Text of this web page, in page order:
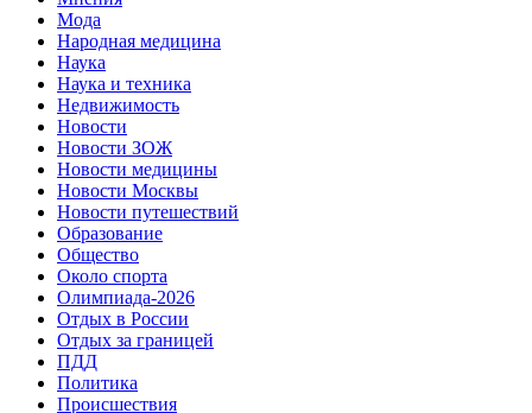
Мода
Народная медицина
Наука
Наука и техника
Недвижимость
Новости
Новости ЗОЖ
Новости медицины
Новости Москвы
Новости путешествий
Образование
Общество
Около спорта
Олимпиада-2026
Отдых в России
Отдых за границей
ПДД
Политика
Происшествия